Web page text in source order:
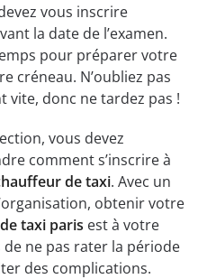
vous inscrire
la date de l’examen.
pour préparer votre
créneau. N’oubliez pas
vite, donc ne tardez pas !
vous devez
comment s’inscrire à
de taxi. Avec un
obtenir votre
taxi paris est à votre
ne pas rater la période
des complications.